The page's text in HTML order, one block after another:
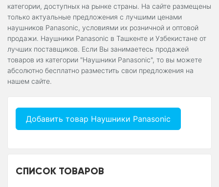
категории, доступных на рынке страны. На сайте размещены
только актуальные предложения с лучшими ценами
наушников Panasonic, условиями их розничной и оптовой
продажи. Наушники Panasonic в Ташкенте и Узбекистане от
лучших поставщиков. Если Вы занимаетесь продажей
товаров из категории "Наушники Panasonic", то вы можете
абсолютно бесплатно разместить свои предложения на
нашем сайте.
Добавить товар Наушники Panasonic
СПИСОК ТОВАРОВ